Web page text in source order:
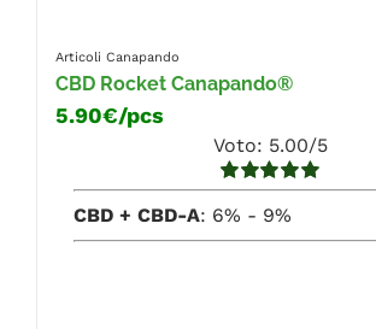
Articoli Canapando
CBD Rocket Canapando®
5.90€/pcs
Voto: 5.00/5
su 5
CBD + CBD-A: 6% - 9%